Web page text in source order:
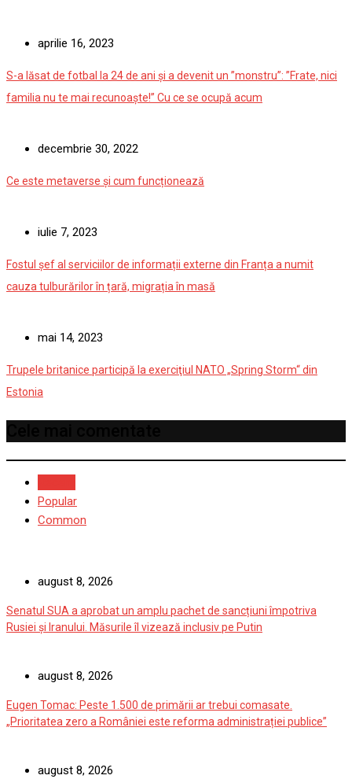
aprilie 16, 2023
S-a lăsat de fotbal la 24 de ani și a devenit un ”monstru”: ”Frate, nici
familia nu te mai recunoaște!” Cu ce se ocupă acum
decembrie 30, 2022
Ce este metaverse și cum funcționează
iulie 7, 2023
Fostul șef al serviciilor de informații externe din Franța a numit
cauza tulburărilor în țară, migrația în masă
mai 14, 2023
Trupele britanice participă la exerciţiul NATO „Spring Storm“ din
Estonia
Popular
Common
august 8, 2026
Senatul SUA a aprobat un amplu pachet de sancțiuni împotriva
Rusiei și Iranului. Măsurile îl vizează inclusiv pe Putin
august 8, 2026
Eugen Tomac: Peste 1.500 de primării ar trebui comasate.
„Prioritatea zero a României este reforma administrației publice”
august 8, 2026